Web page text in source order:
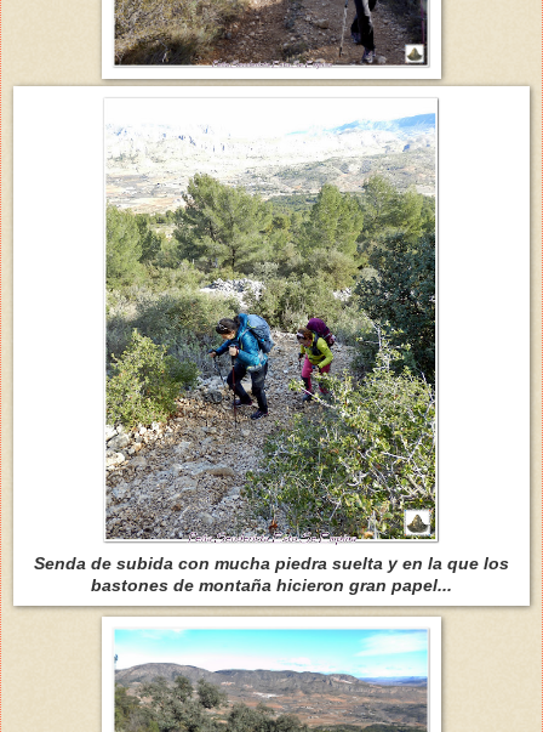
Senda de subida con mucha piedra suelta y en la que los
bastones de montaña hicieron gran papel...